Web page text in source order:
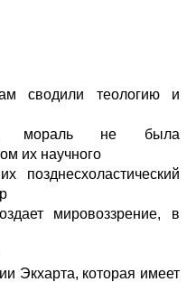
сводили теологию и
мораль не была
их научного
позднесхоластический
мировоззрение, в
Экхарта, которая имеет